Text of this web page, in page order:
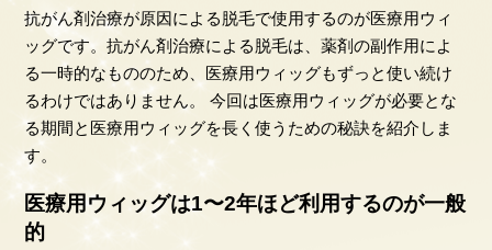
抗がん剤治療が原因による脱毛で使用するのが医療用ウィ
ッグです。抗がん剤治療による脱毛は、薬剤の副作用によ
る一時的なもののため、医療用ウィッグもずっと使い続け
るわけではありません。 今回は医療用ウィッグが必要とな
る期間と医療用ウィッグを長く使うための秘訣を紹介しま
す。
医療用ウィッグは1〜2年ほど利用するのが一般
的